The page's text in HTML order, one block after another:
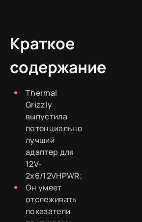
Краткое
содержание
Thermal
Grizzly
выпустила
потенциально
лучший
адаптер для
12V-
2x6/12VHPWR;
Он умеет
отслеживать
показатели